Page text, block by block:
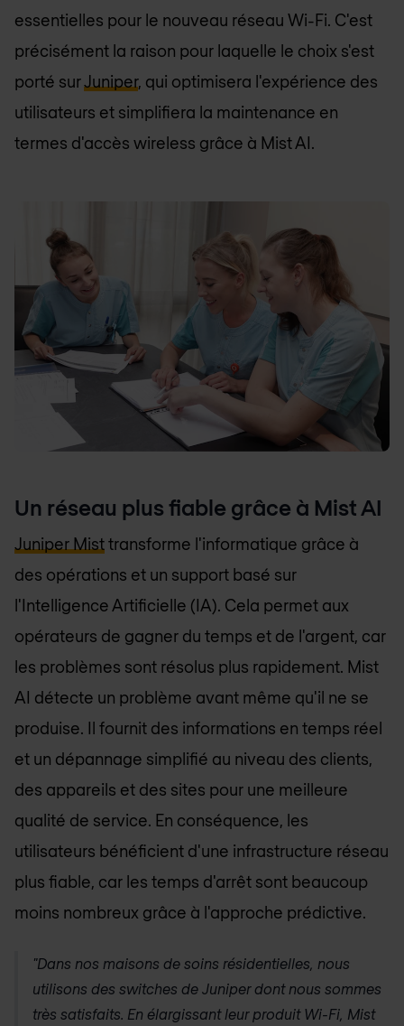
essentielles pour le nouveau réseau Wi-Fi. C'est
précisément la raison pour laquelle le choix s'est
porté surJuniper, qui optimisera l'expérience des
utilisateurs et simplifiera la maintenance en
termes d'accès wireless grâce à Mist AI.
Un réseau plus fiable grâce à Mist AI
Juniper Misttransforme l'informatique grâce à
des opérations et un support basé sur
l'Intelligence Artificielle (IA). Cela permet aux
opérateurs de gagner du temps et de l'argent, car
les problèmes sont résolus plus rapidement. Mist
AI détecte un problème avant même qu'il ne se
produise. Il fournit des informations en temps réel
et un dépannage simplifié au niveau des clients,
des appareils et des sites pour une meilleure
qualité de service. En conséquence, les
utilisateurs bénéficient d'une infrastructure réseau
plus fiable, car les temps d'arrêt sont beaucoup
moins nombreux grâce à l'approche prédictive.
"Dans nos maisons de soins résidentielles, nous
utilisons des switches de Juniper dont nous sommes
très satisfaits. En élargissant leur produit Wi-Fi, Mist